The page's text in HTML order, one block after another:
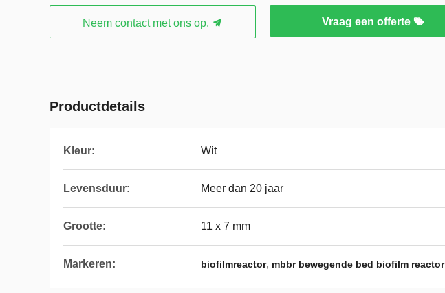
Neem contact met ons op. Vraag een offerte
Productdetails
Kleur: Wit
Levensduur: Meer dan 20 jaar
Grootte: 11 x 7 mm
Markeren: biofilmreactor, mbbr bewegende bed biofilm reactor